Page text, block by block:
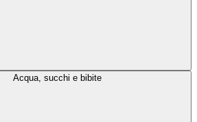
Acqua, succhi e bibite